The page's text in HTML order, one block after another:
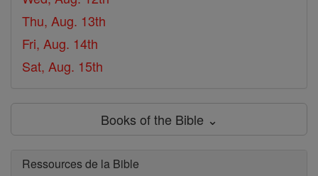
Thu, Aug. 13th
Fri, Aug. 14th
Sat, Aug. 15th
Books of the Bible ⌄
Ressources de la Bible